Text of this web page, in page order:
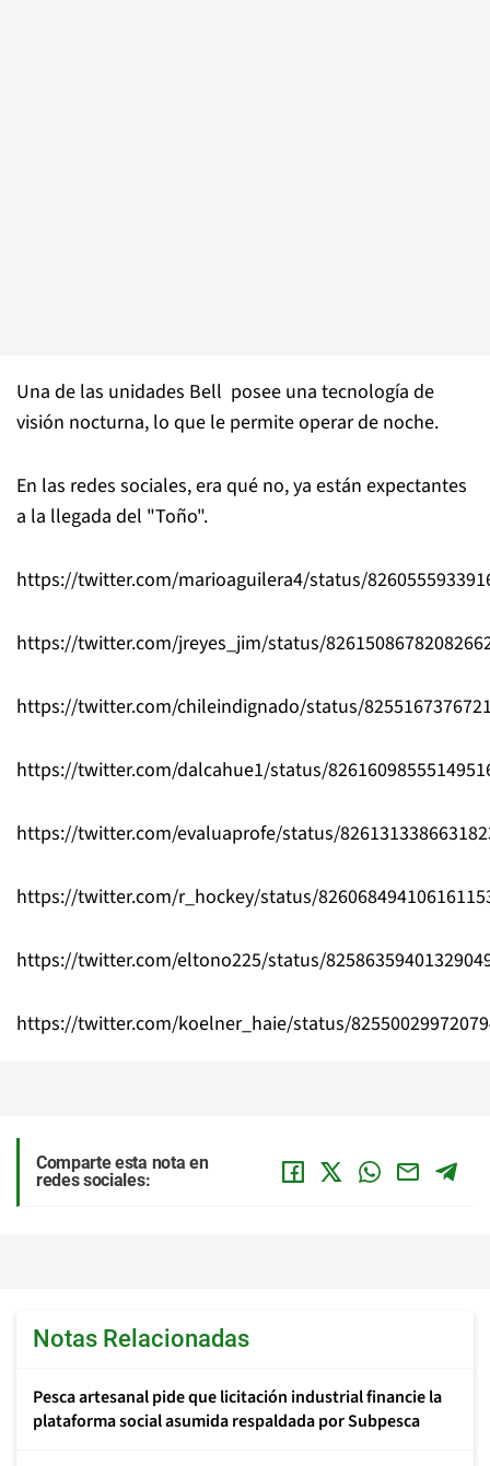
Una de las unidades Bell posee una tecnología de
visión nocturna, lo que le permite operar de noche.
En las redes sociales, era qué no, ya están expectantes
a la llegada del "Toño".
https://twitter.com/marioaguilera4/status/
https://twitter.com/jreyes_jim/status/
https://twitter.com/chileindignado/status/
https://twitter.com/dalcahue1/status/
https://twitter.com/evaluaprofe/status/
https://twitter.com/r_hockey/status/
https://twitter.com/eltono225/status/
https://twitter.com/koelner_haie/status/
Comparte esta nota en
redes sociales:
Notas Relacionadas
Pesca artesanal pide que licitación industrial financie la
plataforma social asumida respaldada por Subpesca